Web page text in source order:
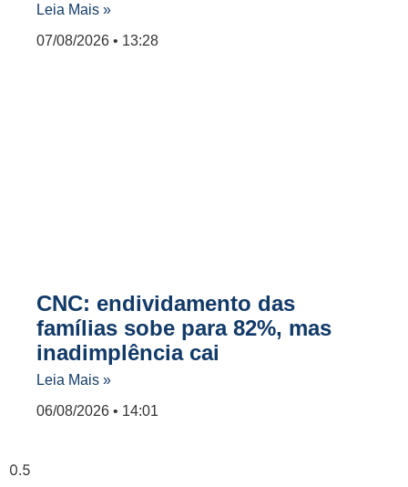
Leia Mais »
07/08/2026
13:28
CNC: endividamento das
famílias sobe para 82%, mas
inadimplência cai
Leia Mais »
06/08/2026
14:01